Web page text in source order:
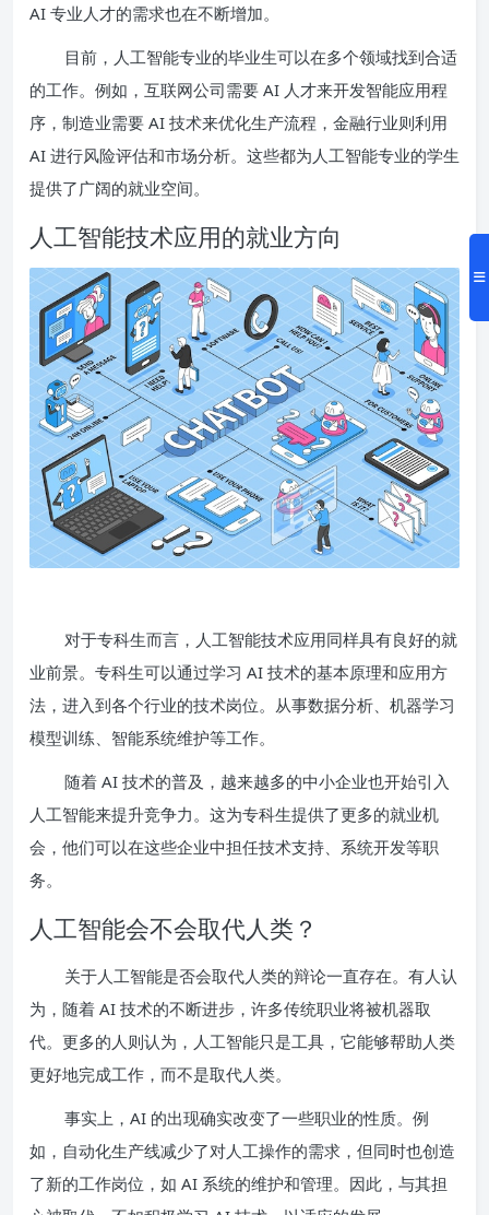
AI 专业人才的需求也在不断增加。
目前，人工智能专业的毕业生可以在多个领域找到合适
的工作。例如，互联网公司需要 AI 人才来开发智能应用程
序，制造业需要 AI 技术来优化生产流程，金融行业则利用
AI 进行风险评估和市场分析。这些都为人工智能专业的学生
提供了广阔的就业空间。
人工智能技术应用的就业方向
对于专科生而言，人工智能技术应用同样具有良好的就
业前景。专科生可以通过学习 AI 技术的基本原理和应用方
法，进入到各个行业的技术岗位。从事数据分析、机器学习
模型训练、智能系统维护等工作。
随着 AI 技术的普及，越来越多的中小企业也开始引入
人工智能来提升竞争力。这为专科生提供了更多的就业机
会，他们可以在这些企业中担任技术支持、系统开发等职
务。
人工智能会不会取代人类？
关于人工智能是否会取代人类的辩论一直存在。有人认
为，随着 AI 技术的不断进步，许多传统职业将被机器取
代。更多的人则认为，人工智能只是工具，它能够帮助人类
更好地完成工作，而不是取代人类。
事实上，AI 的出现确实改变了一些职业的性质。例
如，自动化生产线减少了对人工操作的需求，但同时也创造
了新的工作岗位，如 AI 系统的维护和管理。因此，与其担